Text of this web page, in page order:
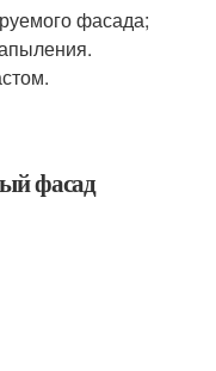
фасада;
фасад